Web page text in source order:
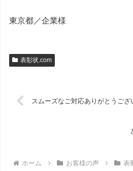
東京都／企業様
表彰状.com
スムーズなご対応ありがとうござ
ホーム お客様の声 表